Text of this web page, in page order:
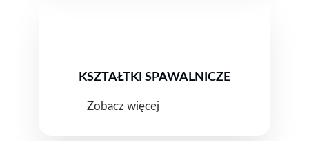
KSZTAŁTKI SPAWALNICZE
Zobacz więcej